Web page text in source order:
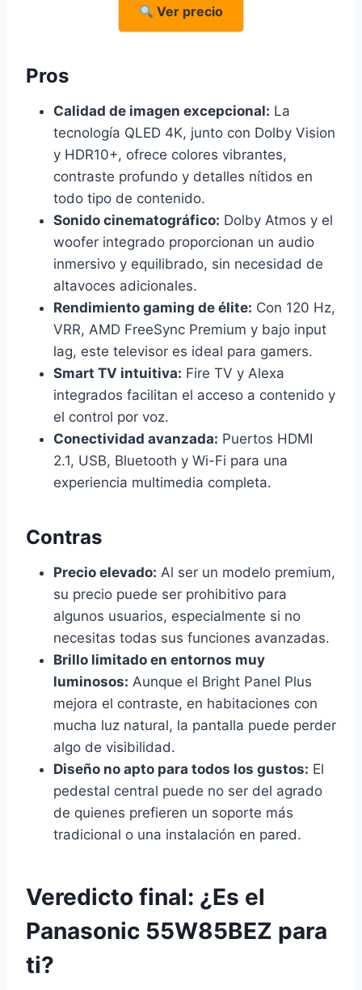
Ver precio
Pros
Calidad de imagen excepcional: La
tecnología QLED 4K, junto con Dolby Vision
y HDR10+, ofrece colores vibrantes,
contraste profundo y detalles nítidos en
todo tipo de contenido.
Sonido cinematográfico: Dolby Atmos y el
woofer integrado proporcionan un audio
inmersivo y equilibrado, sin necesidad de
altavoces adicionales.
Rendimiento gaming de élite: Con 120 Hz,
VRR, AMD FreeSync Premium y bajo input
lag, este televisor es ideal para gamers.
Smart TV intuitiva: Fire TV y Alexa
integrados facilitan el acceso a contenido y
el control por voz.
Conectividad avanzada: Puertos HDMI
2.1, USB, Bluetooth y Wi-Fi para una
experiencia multimedia completa.
Contras
Precio elevado: Al ser un modelo premium,
su precio puede ser prohibitivo para
algunos usuarios, especialmente si no
necesitas todas sus funciones avanzadas.
Brillo limitado en entornos muy
luminosos: Aunque el Bright Panel Plus
mejora el contraste, en habitaciones con
mucha luz natural, la pantalla puede perder
algo de visibilidad.
Diseño no apto para todos los gustos: El
pedestal central puede no ser del agrado
de quienes prefieren un soporte más
tradicional o una instalación en pared.
Veredicto final: ¿Es el
Panasonic 55W85BEZ para
ti?